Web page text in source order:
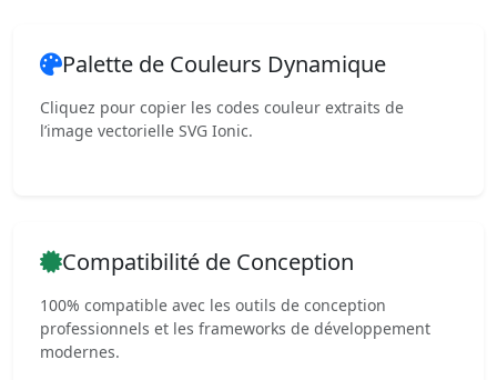
Palette de Couleurs Dynamique
Cliquez pour copier les codes couleur extraits de
l’image vectorielle SVG Ionic.
Compatibilité de Conception
100% compatible avec les outils de conception
professionnels et les frameworks de développement
modernes.